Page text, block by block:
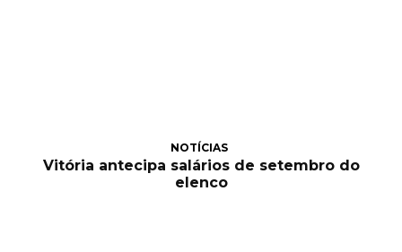
NOTÍCIAS
Vitória antecipa salários de setembro do
elenco